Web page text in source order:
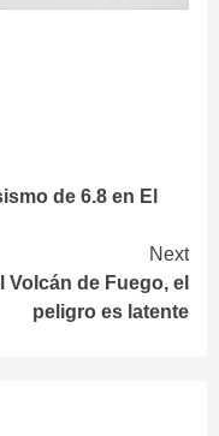
de 6.8 en El
Next
de Fuego, el
peligro es latente